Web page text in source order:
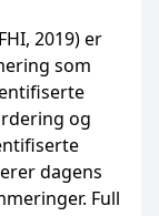
2019) er
som
og
dagens
Full